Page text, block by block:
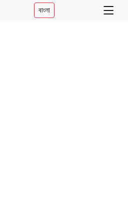
বাংলা